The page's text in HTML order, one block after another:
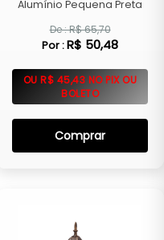
Alumínio Pequena Preta
De : R$ 65,70
Por :R$ 50,48
OU R$ 45,43 NO PIX OU
BOLETO
Comprar